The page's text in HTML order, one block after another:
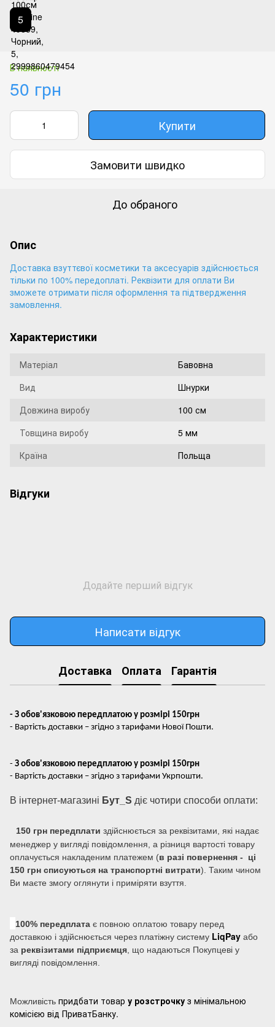
5
В наявності
50 грн
Купити
Замовити швидко
До обраного
Опис
Доставка взуттєвої косметики та аксесуарів здійснюється
тільки по 100% передоплаті. Реквізити для оплати Ви
зможете отримати після оформлення та підтвердження
замовлення.
Характеристики
Матеріал
Бавовна
Вид
Шнурки
Довжина виробу
100 см
Товщина виробу
5 мм
Країна
Польща
Відгуки
Додайте перший відгук
Написати відгук
Доставка Оплата Гарантія
- З обов'язковою передплатою у розмірі 150грн
- Вартість доставки – згідно з тарифами Нової Пошти.
- З обов'язковою передплатою у розмірі 150грн
- Вартість доставки – згідно з тарифами Укрпошти.
В інтернет-магазині Бут_S діє чотири способи оплати:
150 грн передплати здійснюється за реквізитами, які надає
менеджер у вигляді повідомлення, а різниця вартості товару
оплачується накладеним платежем (в разі повернення - ці
150 грн списуються на транспортні витрати). Таким чином
Ви маєте змогу оглянути і приміряти взуття.
100% передплата є повною оплатою товару перед
доставкою і здійснюється через платіжну систему LiqPay або
за реквізитами підприємця , що надаються Покупцеві у
вигляді повідомлення.
Можливість придбати товар у розстрочку з мінімальною
комісією від ПриватБанку.